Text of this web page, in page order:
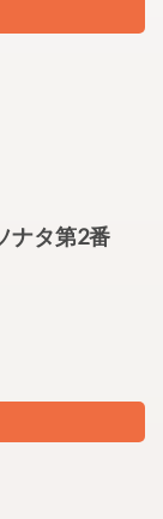
ナタ第2番